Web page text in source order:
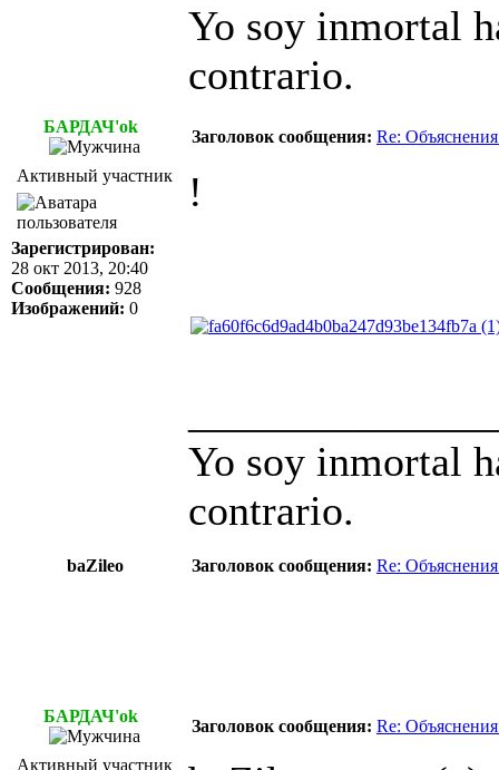
Yo soy inmortal
contrario.
БАРДАЧ'ok
Заголовок сообщения: Re:
Активный участник
Зарегистрирован:
28 окт 2013, 20:40
Сообщения: 928
Изображений: 0
!
Yo soy inmortal
contrario.
baZileo Заголовок сообщения: Re:
БАРДАЧ'ok
Заголовок сообщения: Re:
Активный участник